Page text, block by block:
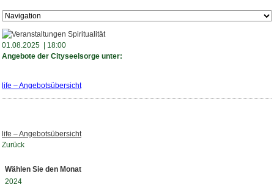
Zielseite
01.08.2025 | 18:00
Angebote der Cityseelsorge unter:
life – Angebotsübersicht
life – Angebotsübersicht
Zurück
Wählen Sie den Monat
2024